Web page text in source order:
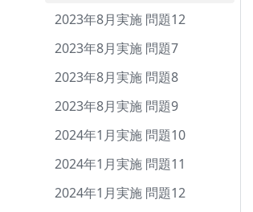
2023年8月実施 問題12
2023年8月実施 問題7
2023年8月実施 問題8
2023年8月実施 問題9
2024年1月実施 問題10
2024年1月実施 問題11
2024年1月実施 問題12